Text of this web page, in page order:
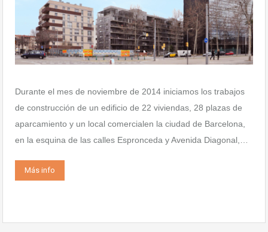
Durante el mes de noviembre de 2014 iniciamos los trabajos
de construcción de un edificio de 22 viviendas, 28 plazas de
aparcamiento y un local comercialen la ciudad de Barcelona,
en la esquina de las calles Espronceda y Avenida Diagonal,…
Más info